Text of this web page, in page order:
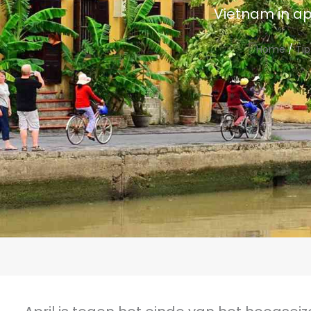
Vietnam in
Home/